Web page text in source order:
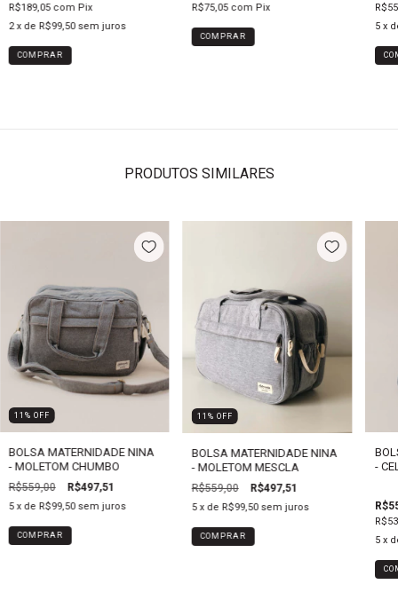
R$189,05 com Pix
2 x de R$99,50 sem juros
R$75,05 com Pix
5 x
PRODUTOS SIMILARES
11 % OFF
BOLSA MATERNIDADE NINA
- MOLETOM CHUMBO
R$559,00 R$497,51
5 x de R$99,50 sem juros
11 % OFF
BOLSA MATERNIDADE NINA
- MOLETOM MESCLA
R$559,00 R$497,51
5 x de R$99,50 sem juros
-
5 x